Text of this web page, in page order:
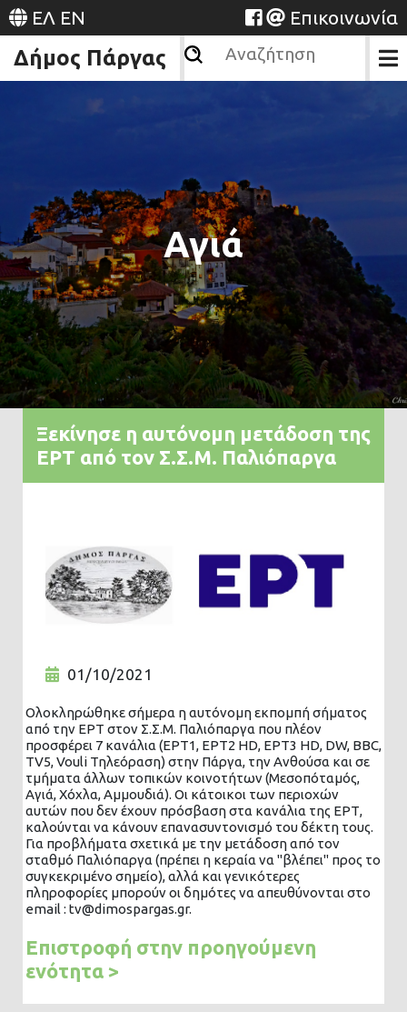
ΕΛ EN Επικοινωνία
Δήμος Πάργας
Αγιά
Ξεκίνησε η αυτόνομη μετάδοση της
ΕΡΤ από τον Σ.Σ.Μ. Παλιόπαργα
01/10/2021
Ολοκληρώθηκε σήμερα η αυτόνομη εκπομπή σήματος
από την ΕΡΤ στον Σ.Σ.Μ. Παλιόπαργα που πλέον
προσφέρει 7 κανάλια (ΕΡΤ1, ΕΡΤ2 HD, ΕΡΤ3 HD, DW, BBC,
TV5, Vouli Τηλεόραση) στην Πάργα, την Ανθούσα και σε
τμήματα άλλων τοπικών κοινοτήτων (Μεσοπόταμός,
Αγιά, Χόχλα, Αμμουδιά). Οι κάτοικοι των περιοχών
αυτών που δεν έχουν πρόσβαση στα κανάλια της ΕΡΤ,
καλούνται να κάνουν επανασυντονισμό του δέκτη τους.
Για προβλήματα σχετικά με την μετάδοση από τον
σταθμό Παλιόπαργα (πρέπει η κεραία να "βλέπει" προς το
συγκεκριμένο σημείο), αλλά και γενικότερες
πληροφορίες μπορούν οι δημότες να απευθύνονται στο
email : tv@dimospargas.gr.
Επιστροφή στην προηγούμενη
ενότητα >